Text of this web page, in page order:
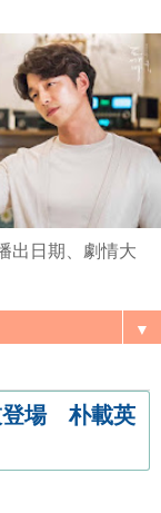
出日期、劇情大
▼
登場 朴載英